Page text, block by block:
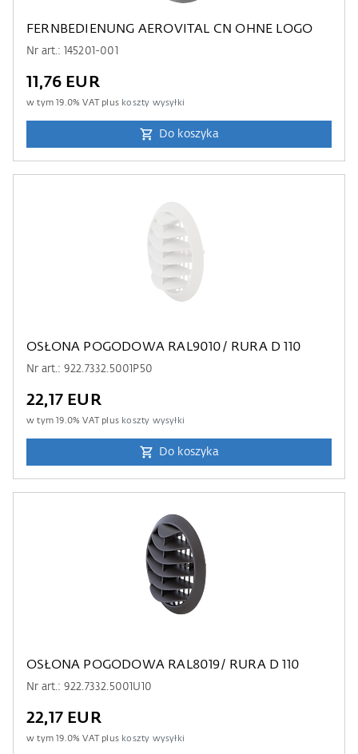
FERNBEDIENUNG AEROVITAL CN OHNE LOGO
Nr art.: 145201-001
11,76 EUR
w tym19.0% VAT plus koszty wysyłki
Do koszyka
OSŁONA POGODOWA RAL9010/ RURA D 110
Nr art.: 922.7332.5001P50
22,17 EUR
w tym19.0% VAT plus koszty wysyłki
Do koszyka
OSŁONA POGODOWA RAL8019/ RURA D 110
Nr art.: 922.7332.5001U10
22,17 EUR
w tym19.0% VAT plus koszty wysyłki